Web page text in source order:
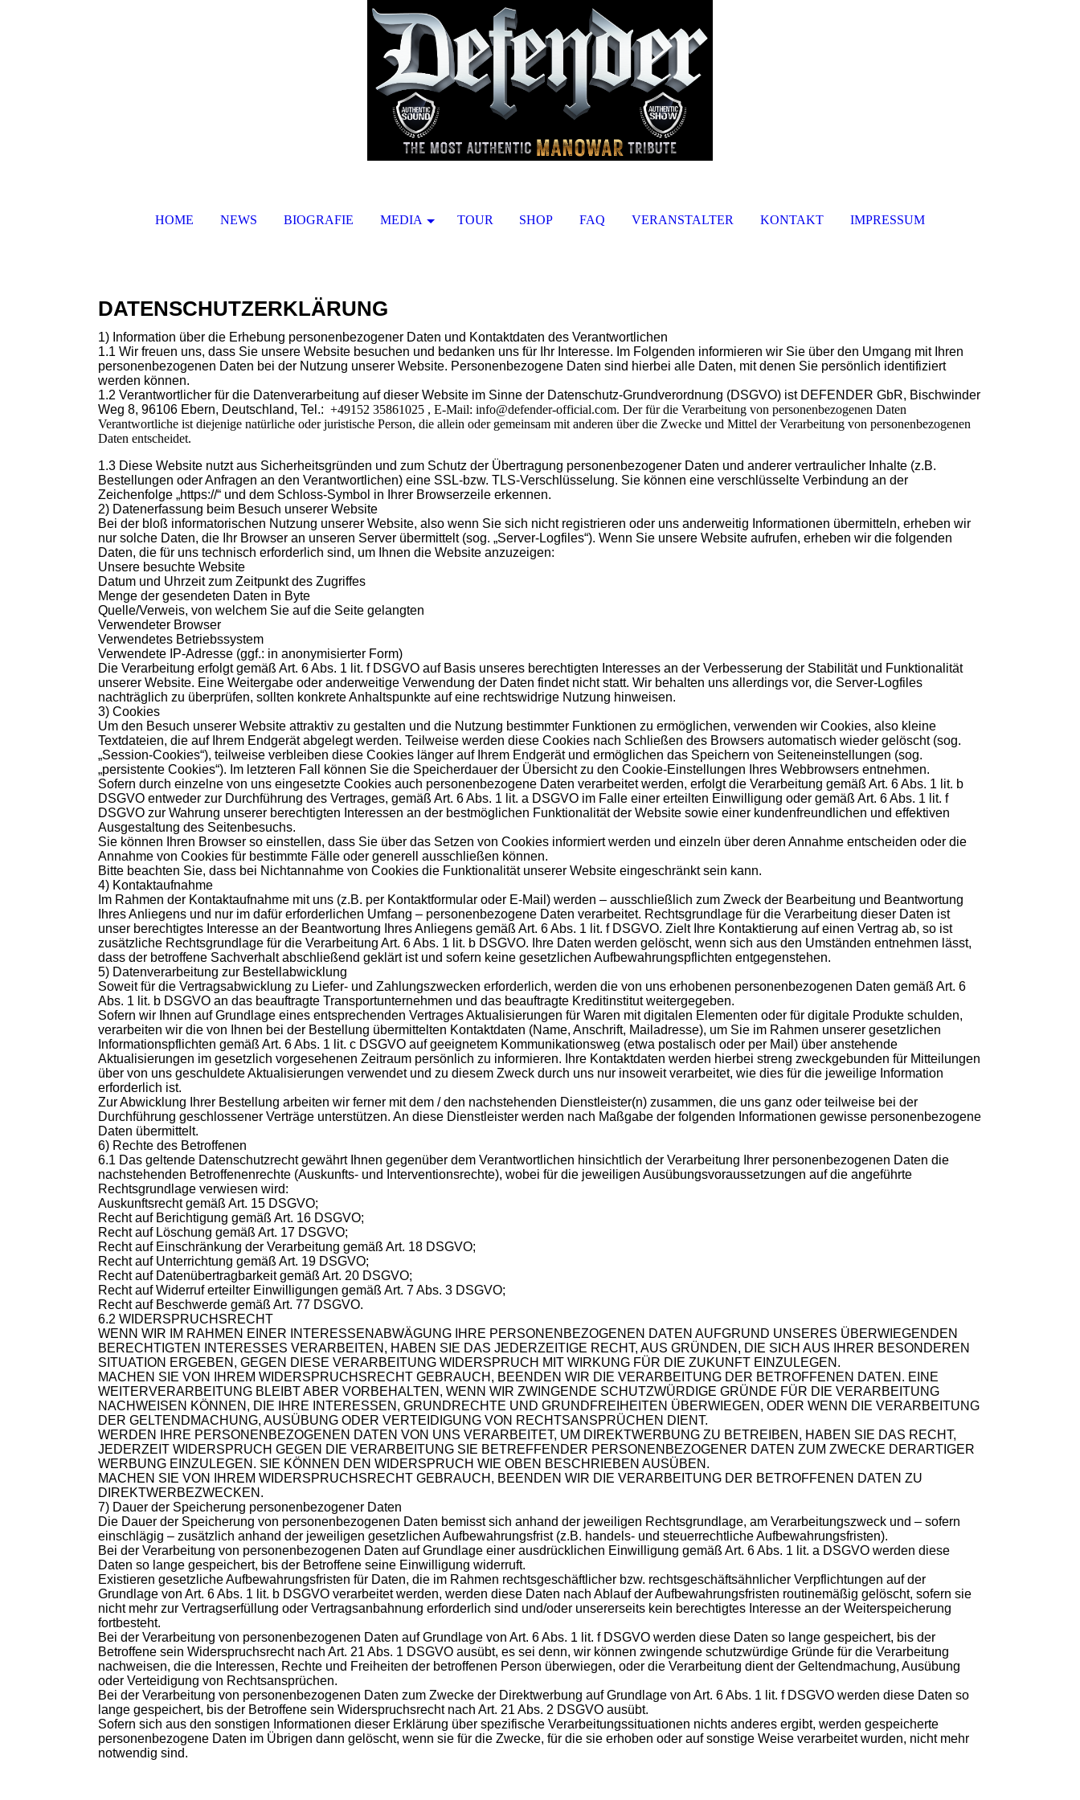
HOME NEWS BIOGRAFIE MEDIA TOUR SHOP FAQ VERANSTALTER KONTAKT IMPRESSUM
DATENSCHUTZERKLÄRUNG
1) Information über die Erhebung personenbezogener Daten und Kontaktdaten des Verantwortlichen
1.1 Wir freuen uns, dass Sie unsere Website besuchen und bedanken uns für Ihr Interesse. Im Folgenden informieren wir Sie über den Umgang mit Ihren
personenbezogenen Daten bei der Nutzung unserer Website. Personenbezogene Daten sind hierbei alle Daten, mit denen Sie persönlich identifiziert
werden können.
1.2 Verantwortlicher für die Datenverarbeitung auf dieser Website im Sinne der Datenschutz-Grundverordnung (DSGVO) ist DEFENDER GbR, Bischwinder
Weg 8, 96106 Ebern, Deutschland, Tel.: +49152 35861025 , E-Mail: info@defender-official.com. Der für die Verarbeitung von personenbezogenen Daten
Verantwortliche ist diejenige natürliche oder juristische Person, die allein oder gemeinsam mit anderen über die Zwecke und Mittel der Verarbeitung von personenbezogenen
Daten entscheidet.
1.3 Diese Website nutzt aus Sicherheitsgründen und zum Schutz der Übertragung personenbezogener Daten und anderer vertraulicher Inhalte (z.B.
Bestellungen oder Anfragen an den Verantwortlichen) eine SSL-bzw. TLS-Verschlüsselung. Sie können eine verschlüsselte Verbindung an der
Zeichenfolge „https://“ und dem Schloss-Symbol in Ihrer Browserzeile erkennen.
2) Datenerfassung beim Besuch unserer Website
Bei der bloß informatorischen Nutzung unserer Website, also wenn Sie sich nicht registrieren oder uns anderweitig Informationen übermitteln, erheben wir
nur solche Daten, die Ihr Browser an unseren Server übermittelt (sog. „Server-Logfiles“). Wenn Sie unsere Website aufrufen, erheben wir die folgenden
Daten, die für uns technisch erforderlich sind, um Ihnen die Website anzuzeigen:
Unsere besuchte Website
Datum und Uhrzeit zum Zeitpunkt des Zugriffes
Menge der gesendeten Daten in Byte
Quelle/Verweis, von welchem Sie auf die Seite gelangten
Verwendeter Browser
Verwendetes Betriebssystem
Verwendete IP-Adresse (ggf.: in anonymisierter Form)
Die Verarbeitung erfolgt gemäß Art. 6 Abs. 1 lit. f DSGVO auf Basis unseres berechtigten Interesses an der Verbesserung der Stabilität und Funktionalität
unserer Website. Eine Weitergabe oder anderweitige Verwendung der Daten findet nicht statt. Wir behalten uns allerdings vor, die Server-Logfiles
nachträglich zu überprüfen, sollten konkrete Anhaltspunkte auf eine rechtswidrige Nutzung hinweisen.
3) Cookies
Um den Besuch unserer Website attraktiv zu gestalten und die Nutzung bestimmter Funktionen zu ermöglichen, verwenden wir Cookies, also kleine
Textdateien, die auf Ihrem Endgerät abgelegt werden. Teilweise werden diese Cookies nach Schließen des Browsers automatisch wieder gelöscht (sog.
„Session-Cookies“), teilweise verbleiben diese Cookies länger auf Ihrem Endgerät und ermöglichen das Speichern von Seiteneinstellungen (sog.
„persistente Cookies“). Im letzteren Fall können Sie die Speicherdauer der Übersicht zu den Cookie-Einstellungen Ihres Webbrowsers entnehmen.
Sofern durch einzelne von uns eingesetzte Cookies auch personenbezogene Daten verarbeitet werden, erfolgt die Verarbeitung gemäß Art. 6 Abs. 1 lit. b
DSGVO entweder zur Durchführung des Vertrages, gemäß Art. 6 Abs. 1 lit. a DSGVO im Falle einer erteilten Einwilligung oder gemäß Art. 6 Abs. 1 lit. f
DSGVO zur Wahrung unserer berechtigten Interessen an der bestmöglichen Funktionalität der Website sowie einer kundenfreundlichen und effektiven
Ausgestaltung des Seitenbesuchs.
Sie können Ihren Browser so einstellen, dass Sie über das Setzen von Cookies informiert werden und einzeln über deren Annahme entscheiden oder die
Annahme von Cookies für bestimmte Fälle oder generell ausschließen können.
Bitte beachten Sie, dass bei Nichtannahme von Cookies die Funktionalität unserer Website eingeschränkt sein kann.
4) Kontaktaufnahme
Im Rahmen der Kontaktaufnahme mit uns (z.B. per Kontaktformular oder E-Mail) werden – ausschließlich zum Zweck der Bearbeitung und Beantwortung
Ihres Anliegens und nur im dafür erforderlichen Umfang – personenbezogene Daten verarbeitet. Rechtsgrundlage für die Verarbeitung dieser Daten ist
unser berechtigtes Interesse an der Beantwortung Ihres Anliegens gemäß Art. 6 Abs. 1 lit. f DSGVO. Zielt Ihre Kontaktierung auf einen Vertrag ab, so ist
zusätzliche Rechtsgrundlage für die Verarbeitung Art. 6 Abs. 1 lit. b DSGVO. Ihre Daten werden gelöscht, wenn sich aus den Umständen entnehmen lässt,
dass der betroffene Sachverhalt abschließend geklärt ist und sofern keine gesetzlichen Aufbewahrungspflichten entgegenstehen.
5) Datenverarbeitung zur Bestellabwicklung
Soweit für die Vertragsabwicklung zu Liefer- und Zahlungszwecken erforderlich, werden die von uns erhobenen personenbezogenen Daten gemäß Art. 6
Abs. 1 lit. b DSGVO an das beauftragte Transportunternehmen und das beauftragte Kreditinstitut weitergegeben.
Sofern wir Ihnen auf Grundlage eines entsprechenden Vertrages Aktualisierungen für Waren mit digitalen Elementen oder für digitale Produkte schulden,
verarbeiten wir die von Ihnen bei der Bestellung übermittelten Kontaktdaten (Name, Anschrift, Mailadresse), um Sie im Rahmen unserer gesetzlichen
Informationspflichten gemäß Art. 6 Abs. 1 lit. c DSGVO auf geeignetem Kommunikationsweg (etwa postalisch oder per Mail) über anstehende
Aktualisierungen im gesetzlich vorgesehenen Zeitraum persönlich zu informieren. Ihre Kontaktdaten werden hierbei streng zweckgebunden für Mitteilungen
über von uns geschuldete Aktualisierungen verwendet und zu diesem Zweck durch uns nur insoweit verarbeitet, wie dies für die jeweilige Information
erforderlich ist.
Zur Abwicklung Ihrer Bestellung arbeiten wir ferner mit dem / den nachstehenden Dienstleister(n) zusammen, die uns ganz oder teilweise bei der
Durchführung geschlossener Verträge unterstützen. An diese Dienstleister werden nach Maßgabe der folgenden Informationen gewisse personenbezogene
Daten übermittelt.
6) Rechte des Betroffenen
6.1 Das geltende Datenschutzrecht gewährt Ihnen gegenüber dem Verantwortlichen hinsichtlich der Verarbeitung Ihrer personenbezogenen Daten die
nachstehenden Betroffenenrechte (Auskunfts- und Interventionsrechte), wobei für die jeweiligen Ausübungsvoraussetzungen auf die angeführte
Rechtsgrundlage verwiesen wird:
Auskunftsrecht gemäß Art. 15 DSGVO;
Recht auf Berichtigung gemäß Art. 16 DSGVO;
Recht auf Löschung gemäß Art. 17 DSGVO;
Recht auf Einschränkung der Verarbeitung gemäß Art. 18 DSGVO;
Recht auf Unterrichtung gemäß Art. 19 DSGVO;
Recht auf Datenübertragbarkeit gemäß Art. 20 DSGVO;
Recht auf Widerruf erteilter Einwilligungen gemäß Art. 7 Abs. 3 DSGVO;
Recht auf Beschwerde gemäß Art. 77 DSGVO.
6.2 WIDERSPRUCHSRECHT
WENN WIR IM RAHMEN EINER INTERESSENABWÄGUNG IHRE PERSONENBEZOGENEN DATEN AUFGRUND UNSERES ÜBERWIEGENDEN
BERECHTIGTEN INTERESSES VERARBEITEN, HABEN SIE DAS JEDERZEITIGE RECHT, AUS GRÜNDEN, DIE SICH AUS IHRER BESONDEREN
SITUATION ERGEBEN, GEGEN DIESE VERARBEITUNG WIDERSPRUCH MIT WIRKUNG FÜR DIE ZUKUNFT EINZULEGEN.
MACHEN SIE VON IHREM WIDERSPRUCHSRECHT GEBRAUCH, BEENDEN WIR DIE VERARBEITUNG DER BETROFFENEN DATEN. EINE
WEITERVERARBEITUNG BLEIBT ABER VORBEHALTEN, WENN WIR ZWINGENDE SCHUTZWÜRDIGE GRÜNDE FÜR DIE VERARBEITUNG
NACHWEISEN KÖNNEN, DIE IHRE INTERESSEN, GRUNDRECHTE UND GRUNDFREIHEITEN ÜBERWIEGEN, ODER WENN DIE VERARBEITUNG
DER GELTENDMACHUNG, AUSÜBUNG ODER VERTEIDIGUNG VON RECHTSANSPRÜCHEN DIENT.
WERDEN IHRE PERSONENBEZOGENEN DATEN VON UNS VERARBEITET, UM DIREKTWERBUNG ZU BETREIBEN, HABEN SIE DAS RECHT,
JEDERZEIT WIDERSPRUCH GEGEN DIE VERARBEITUNG SIE BETREFFENDER PERSONENBEZOGENER DATEN ZUM ZWECKE DERARTIGER
WERBUNG EINZULEGEN. SIE KÖNNEN DEN WIDERSPRUCH WIE OBEN BESCHRIEBEN AUSÜBEN.
MACHEN SIE VON IHREM WIDERSPRUCHSRECHT GEBRAUCH, BEENDEN WIR DIE VERARBEITUNG DER BETROFFENEN DATEN ZU
DIREKTWERBEZWECKEN.
7) Dauer der Speicherung personenbezogener Daten
Die Dauer der Speicherung von personenbezogenen Daten bemisst sich anhand der jeweiligen Rechtsgrundlage, am Verarbeitungszweck und – sofern
einschlägig – zusätzlich anhand der jeweiligen gesetzlichen Aufbewahrungsfrist (z.B. handels- und steuerrechtliche Aufbewahrungsfristen).
Bei der Verarbeitung von personenbezogenen Daten auf Grundlage einer ausdrücklichen Einwilligung gemäß Art. 6 Abs. 1 lit. a DSGVO werden diese
Daten so lange gespeichert, bis der Betroffene seine Einwilligung widerruft.
Existieren gesetzliche Aufbewahrungsfristen für Daten, die im Rahmen rechtsgeschäftlicher bzw. rechtsgeschäftsähnlicher Verpflichtungen auf der
Grundlage von Art. 6 Abs. 1 lit. b DSGVO verarbeitet werden, werden diese Daten nach Ablauf der Aufbewahrungsfristen routinemäßig gelöscht, sofern sie
nicht mehr zur Vertragserfüllung oder Vertragsanbahnung erforderlich sind und/oder unsererseits kein berechtigtes Interesse an der Weiterspeicherung
fortbesteht.
Bei der Verarbeitung von personenbezogenen Daten auf Grundlage von Art. 6 Abs. 1 lit. f DSGVO werden diese Daten so lange gespeichert, bis der
Betroffene sein Widerspruchsrecht nach Art. 21 Abs. 1 DSGVO ausübt, es sei denn, wir können zwingende schutzwürdige Gründe für die Verarbeitung
nachweisen, die die Interessen, Rechte und Freiheiten der betroffenen Person überwiegen, oder die Verarbeitung dient der Geltendmachung, Ausübung
oder Verteidigung von Rechtsansprüchen.
Bei der Verarbeitung von personenbezogenen Daten zum Zwecke der Direktwerbung auf Grundlage von Art. 6 Abs. 1 lit. f DSGVO werden diese Daten so
lange gespeichert, bis der Betroffene sein Widerspruchsrecht nach Art. 21 Abs. 2 DSGVO ausübt.
Sofern sich aus den sonstigen Informationen dieser Erklärung über spezifische Verarbeitungssituationen nichts anderes ergibt, werden gespeicherte
personenbezogene Daten im Übrigen dann gelöscht, wenn sie für die Zwecke, für die sie erhoben oder auf sonstige Weise verarbeitet wurden, nicht mehr
notwendig sind.